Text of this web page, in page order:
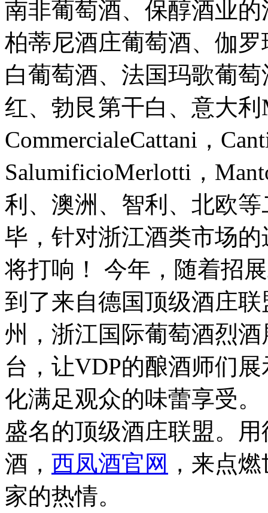
南非葡萄酒、保醇酒业
柏蒂尼酒庄葡萄酒、伽
白葡萄酒、法国玛歌葡
红、勃艮第干白、意大利
CommercialeCattani，
SalumificioMerlotti，
利、澳洲、智利、北欧
毕，针对浙江酒类市场
将打响！ 今年，随着招
到了来自德国顶级酒庄
州，浙江国际葡萄酒烈
台，让VDP的酿酒师们
化满足观众的味蕾享受
盛名的顶级酒庄联盟。
酒， 西凤酒官网 ，来点
家的热情。